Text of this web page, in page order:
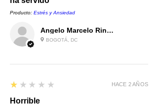
Angelo Marcelo Rincón Castro
BOGOTÁ, DC
Producto: Estrés y Ansiedad
1
★★★★★
Horrible
HACE 2 AÑOS